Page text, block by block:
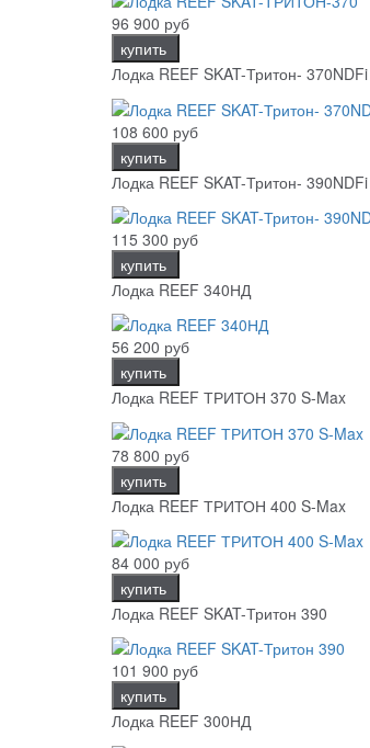
96 900 руб
купить
Лодка REEF SKAT-Тритон-
108 600 руб
купить
Лодка REEF SKAT-Тритон-
115 300 руб
купить
Лодка REEF 340НД
56 200 руб
купить
Лодка REEF ТРИТОН 370 S-Max
78 800 руб
купить
Лодка REEF ТРИТОН 400 S-Max
84 000 руб
купить
Лодка REEF SKAT-Тритон 390
101 900 руб
купить
Лодка REEF 300НД